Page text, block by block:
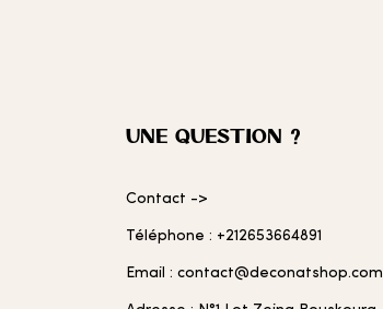
UNE QUESTION ?
Contact ->
Téléphone : +212653664891
Email : contact@deconatshop.com